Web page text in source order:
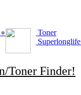
●
Toner
Superlonglife
Toner Finder!